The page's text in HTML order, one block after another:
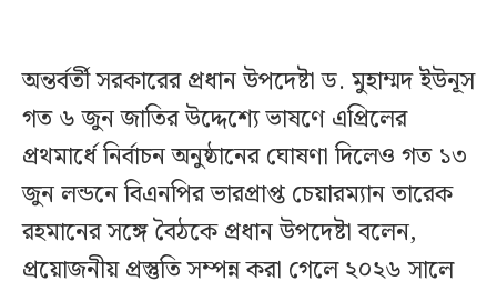
অন্তর্বর্তী সরকারের প্রধান উপদেষ্টা ড. মুহাম্মদ ইউনূস
গত ৬ জুন জাতির উদ্দেশ্যে ভাষণে এপ্রিলের
প্রথমার্ধে নির্বাচন অনুষ্ঠানের ঘোষণা দিলেও গত ১৩
জুন লন্ডনে বিএনপির ভারপ্রাপ্ত চেয়ারম্যান তারেক
রহমানের সঙ্গে বৈঠকে প্রধান উপদেষ্টা বলেন,
প্রয়োজনীয় প্রস্তুতি সম্পন্ন করা গেলে ২০২৬ সালে